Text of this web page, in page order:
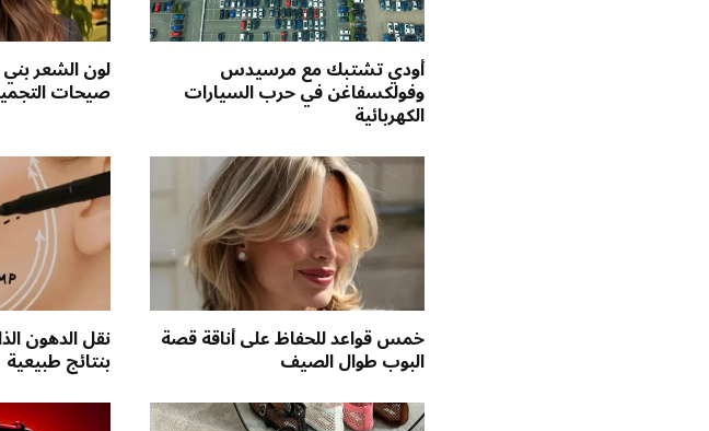
أودي تشتبك مع مرسيدس
وفولكسفاغن في حرب السيارات
الكهربائية
لون الشعر
صيحات
خمس قواعد للحفاظ على أناقة قصة
البوب طوال الصيف
نقل الدهون
بنتائج طبيعية